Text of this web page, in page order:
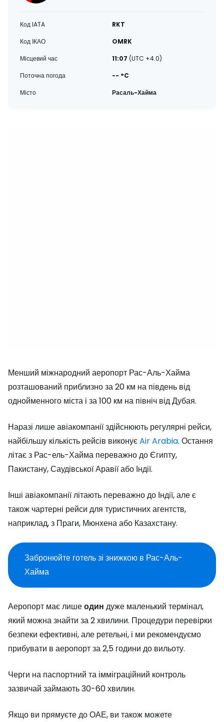
Код IATA
RKT
Код ІКАО
OMRK
Місцевий час
11:07 (UTC +4.0)
Поточна погода
-- °C
Місто
Расаль-Хайма
Менший міжнародний аеропорт Рас-Аль-Хайма
розташований приблизно за 20 км на південь від
однойменного міста і за 100 км на північ від Дубая.
Наразі лише авіакомпанії здійснюють регулярні рейси,
найбільшу кількість рейсів виконуєAir Arabia. Остання
літає з Рас-ель-Хайма переважно до Єгипту,
Пакистану, Саудівської Аравії або Індії.
Інші авіакомпанії літають переважно до Індії, але є
також чартерні рейси для туристичних агентств,
наприклад, з Праги, Мюнхена або Казахстану.
Забронюйте готель зі знижкою в Рас-Аль-
Хайма
Аеропорт має лишеодин дуже маленький термінал,
який можна знайти за 2 хвилини. Процедури перевірки
безпеки ефективні, але ретельні, і ми рекомендуємо
прибувати в аеропорт за 2,5 години до вильоту.
Черги на паспортний та імміграційний контроль
зазвичай займають 30-60 хвилин.
Якщо ви прямуєте до ОАЕ, ви також можете